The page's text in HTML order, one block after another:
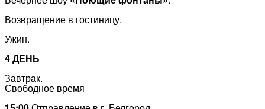
Возвращение в гостиницу.
Ужин.
4 ДЕНЬ
Завтрак.
Свободное время